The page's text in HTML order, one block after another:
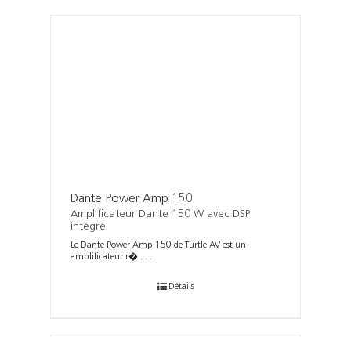
Dante Power Amp 150
Amplificateur Dante 150 W avec DSP
intégré
Le Dante Power Amp 150 de Turtle AV est un
amplificateur r� . . .
Détails